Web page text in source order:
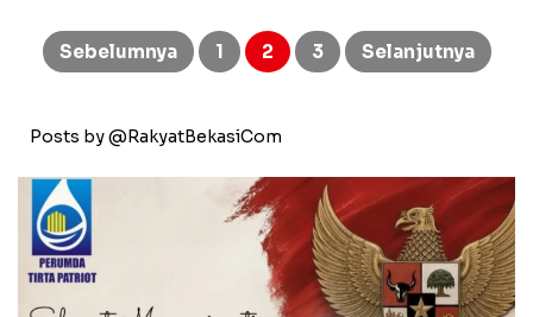
Paginasi
pos
Sebelumnya 1 2 3 Selanjutnya
Posts by @RakyatBekasiCom